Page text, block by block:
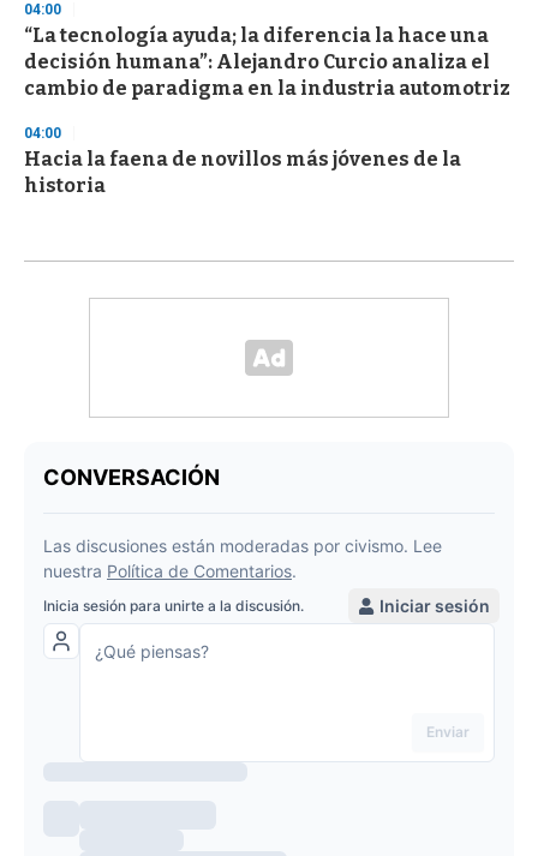
04:00
“La tecnología ayuda; la diferencia la hace una
decisión humana”: Alejandro Curcio analiza el
cambio de paradigma en la industria automotriz
04:00
Hacia la faena de novillos más jóvenes de la
historia